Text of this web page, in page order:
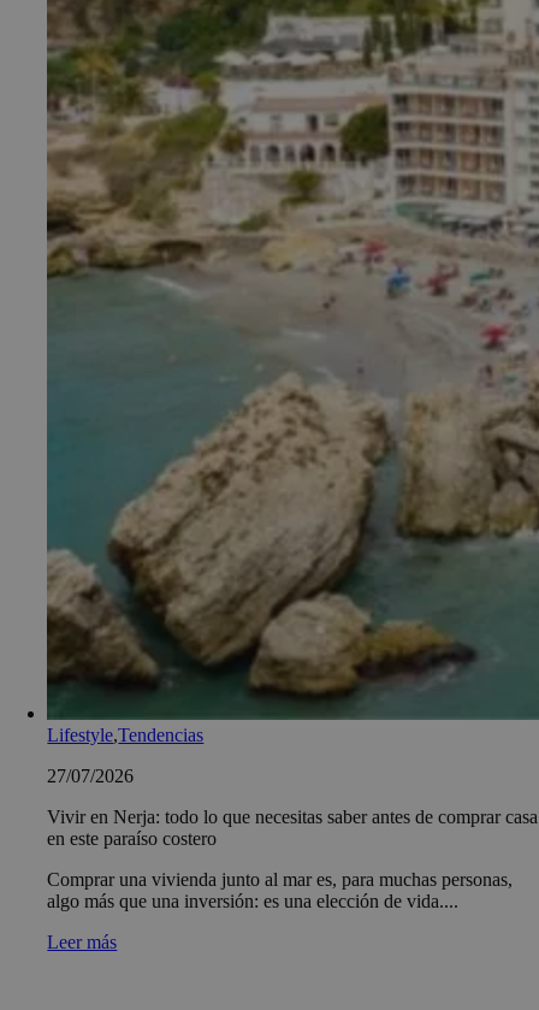
Lifestyle,Tendencias
27/07/2026
Vivir en Nerja: todo lo que necesitas saber antes de comprar casa
en este paraíso costero
Comprar una vivienda junto al mar es, para muchas personas,
algo más que una inversión: es una elección de vida....
Leer más